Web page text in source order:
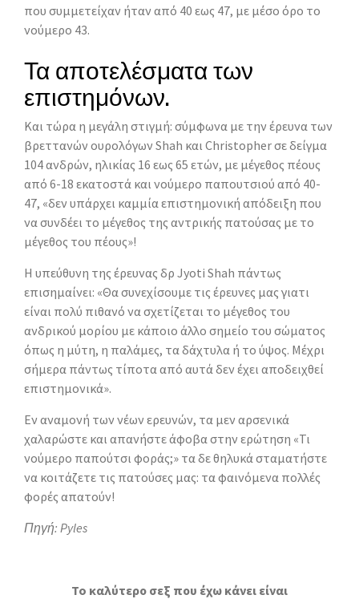
που συµµετείχαν ήταν από 40 εως 47, µε µέσο όρο το
νούµερο 43.
Τα αποτελέσματα των
επιστημόνων.
Και τώρα η µεγάλη στιγµή: σύµφωνα µε την έρευνα των
βρεττανών ουρολόγων Shah και Christopher σε δείγµα
104 ανδρών, ηλικίας 16 εως 65 ετών, µε µέγεθος πέους
από 6-18 εκατοστά και νούµερο παπουτσιού από 40-
47, «δεν υπάρχει καμμία επιστημονική απόδειξη που
να συνδέει το μέγεθος της αντρικής πατούσας με το
μέγεθος του πέους»!
Η υπεύθυνη της έρευνας δρ Jyoti Shah πάντως
επισηµαίνει: «Θα συνεχίσουµε τις έρευνες µας γιατι
είναι πολύ πιθανό να σχετίζεται το µέγεθος του
ανδρικού µορίου µε κάποιο άλλο σηµείο του σώµατος
όπως η µύτη, η παλάµες, τα δάχτυλα ή το ύψος. Μέχρι
σήµερα πάντως τίποτα από αυτά δεν έχει αποδειχθεί
επιστηµονικά».
Εν αναμονή των νέων ερευνών, τα μεν αρσενικά
χαλαρώστε και απανήστε άφοβα στην ερώτηση «Τι
νούμερο παπούτσι φοράς;» τα δε θηλυκά σταματήστε
να κοιτάζετε τις πατούσες μας: τα φαινόμενα πολλές
φορές απατούν!
Πηγή: Pyles
To καλύτερο σεξ που έχω κάνει είναι